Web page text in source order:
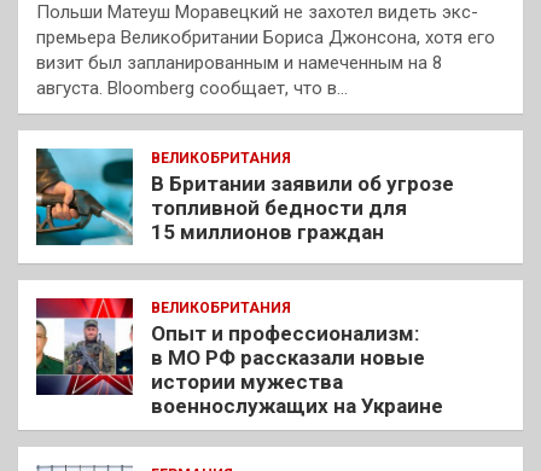
Польши Матеуш Моравецкий не захотел видеть экс-
премьера Великобритании Бориса Джонсона, хотя его
визит был запланированным и намеченным на 8
августа. Bloomberg сообщает, что в…
ВЕЛИКОБРИТАНИЯ
В Британии заявили об угрозе
топливной бедности для
15 миллионов граждан
ВЕЛИКОБРИТАНИЯ
Опыт и профессионализм:
в МО РФ рассказали новые
истории мужества
военнослужащих на Украине